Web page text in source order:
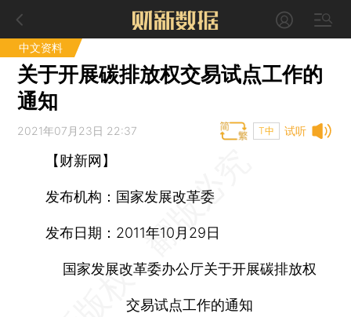
中文资料
关于开展碳排放权交易试点工作的
通知
试听
2021年07月23日 22:37 T中
【财新网】
发布机构： 国家发展改革委
发布日期： 2011年10月29日
国家发展改革委办公厅关于开展碳排放权
交易试点工作的通知